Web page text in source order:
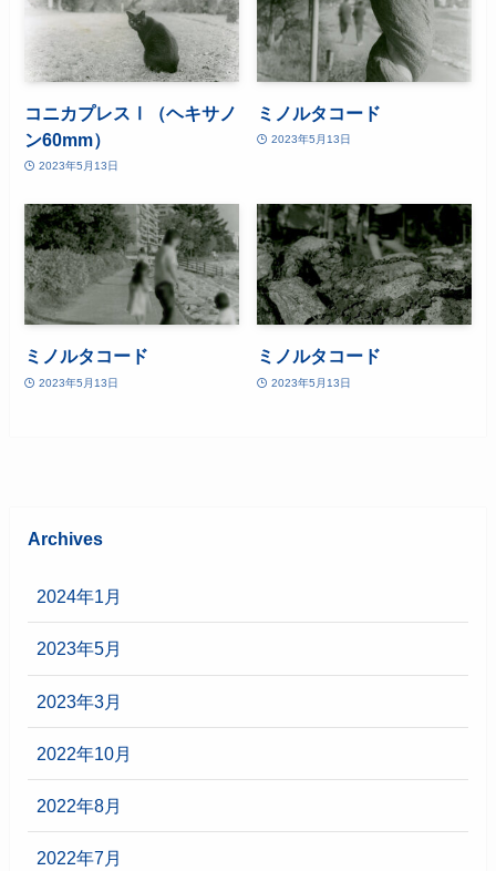
コニカプレスⅠ（ヘキサノ
ン60mm）
2023年5月13日
ミノルタコード
2023年5月13日
ミノルタコード
2023年5月13日
ミノルタコード
2023年5月13日
Archives
2024年1月
2023年5月
2023年3月
2022年10月
2022年8月
2022年7月